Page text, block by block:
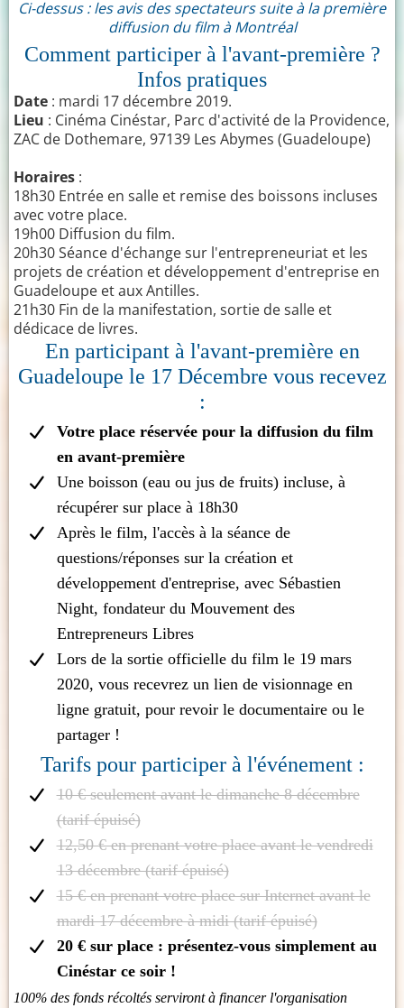
Ci-dessus : les avis des spectateurs suite à la première
diffusion du film à Montréal
Comment participer à l'avant-première ?
Infos pratiques
Date : mardi 17 décembre 2019.
Lieu : Cinéma Cinéstar, Parc d'activité de la Providence,
ZAC de Dothemare, 97139 Les Abymes (Guadeloupe)
Horaires :
18h30 Entrée en salle et remise des boissons incluses
avec votre place.
19h00 Diffusion du film.
20h30 Séance d'échange sur l'entrepreneuriat et les
projets de création et développement d'entreprise en
Guadeloupe et aux Antilles.
21h30 Fin de la manifestation, sortie de salle et
dédicace de livres.
En participant à l'avant-première en
Guadeloupe le 17 Décembre vous recevez
:
Votre place réservée pour la diffusion du film
en avant-première
Une boisson (eau ou jus de fruits) incluse, à
récupérer sur place à 18h30
Après le film, l'accès à la séance de
questions/réponses sur la création et
développement d'entreprise, avec Sébastien
Night, fondateur du Mouvement des
Entrepreneurs Libres
Lors de la sortie officielle du film le 19 mars
2020, vous recevrez un lien de visionnage en
ligne gratuit, pour revoir le documentaire ou le
partager !
Tarifs pour participer à l'événement :
10 € seulement avant le dimanche 8 décembre
(tarif épuisé)
12,50 € en prenant votre place avant le vendredi
13 décembre (tarif épuisé)
15 € en prenant votre place sur Internet avant le
mardi 17 décembre à midi (tarif épuisé)
20 € sur place : présentez-vous simplement au
Cinéstar ce soir !
100% des fonds récoltés serviront à financer l'organisation